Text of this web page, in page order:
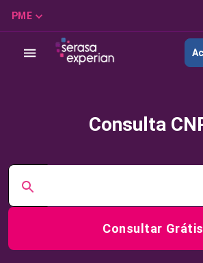
PME
Consulta
Consultar Grátis